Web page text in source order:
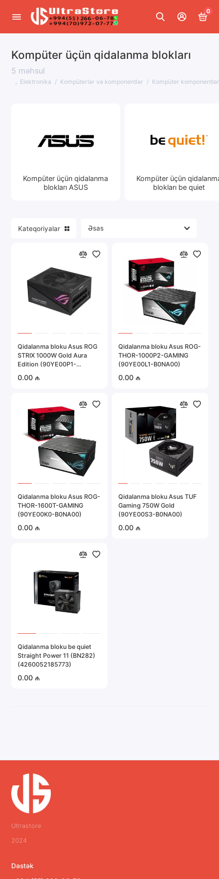
0
Kompüter üçün qidalanma blokları
5 məhsul
Elektronika Kompüterlər və komponentlər Kompüter
Smartfonlar və qadcetlər
Noutbuklar və planşetlər
TV, audio və video
Interaktiv avadanlıq
Portativ elektronika
Server avadanlığı
Təhlükəsizlik sistemləri
Avtomobil elektronikası
Hamısını göstər
Kompüter üçün qidalanma
blokları ASUS
Kompüter üçün
blokları be quiet
Kateqoriyalar
Qidalanma bloku Asus ROG
STRIX 1000W Gold Aura
Edition (90YE00P1-
0.00 ₼
Qidalanma bloku Asus ROG-
THOR-1000P2-GAMING
(90YE00L1-B0NA00)
0.00 ₼
Qidalanma bloku Asus ROG-
THOR-1600T-GAMING
(90YE00K0-B0NA00)
0.00 ₼
Qidalanma bloku Asus TUF
Gaming 750W Gold
(90YE00S3-B0NA00)
0.00 ₼
Qidalanma bloku be quiet
Straight Power 11 (BN282)
(4260052185773)
0.00 ₼
Ultrastore
2024
Dəstək